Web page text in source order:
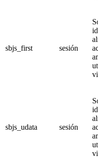
sbjs_first sesión
sbjs_udata sesión